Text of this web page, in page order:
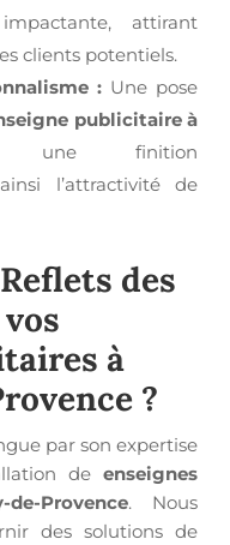
attirant
clients potentiels.
: Une pose
publicitaire à
finition
l’attractivité de
des
à
?
par son expertise
deenseignes
Provence. Nous
des solutions de